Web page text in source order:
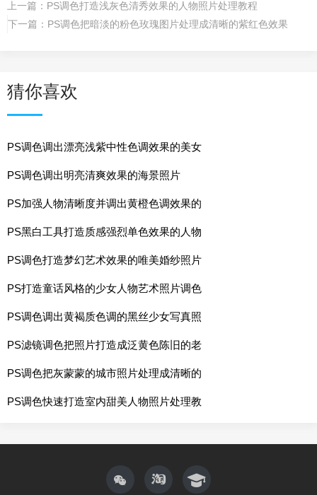
上一篇： PS调色打造浅灰色清秀效果的人物照片处理教程
下一篇： PS调色把暗淡的粉色玫瑰图片处理成清晰的紫红色效果
猜你喜欢
PS调色调出漂亮浅紫中性色调效果的美女
PS调色调出明亮清爽效果的海景照片
PS加强人物清晰度并调出黄橙色调效果的
PS黑白工具打造质感强烈单色效果的人物
PS调色打造梦幻艺术效果的唯美婚纱照片
PS打造童话风格的少女人物艺术照片调色
PS调色调出黄褐质色调的黑丝少女写真照
PS滤镜调色把照片打造成泛黄色陈旧的老
PS调色把灰蒙蒙的城市照片处理成清晰的
PS调色快速打造室内甜美人物照片处理教